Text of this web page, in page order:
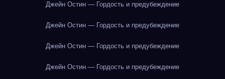
Джейн Остин — Гордость и предубеждение
Джейн Остин — Гордость и предубеждение
Джейн Остин — Гордость и предубеждение
Джейн Остин — Гордость и предубеждение